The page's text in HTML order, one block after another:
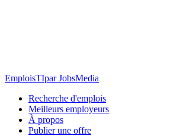
EmploisTIpar JobsMedia
Recherche d'emplois
Meilleurs employeurs
À propos
Publier une offre